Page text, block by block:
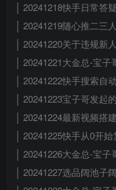
│ 20241218快手日常答
│ 20241219随心推二
│ 20241220关于违规新
│ 20241221大金总-宝
│ 20241222快手搜索
│ 20241223宝子哥发起
│ 20241224最新视频搭
│ 20241225快手从0开
│ 20241226大金总-宝
│ 20241227选品阔池子